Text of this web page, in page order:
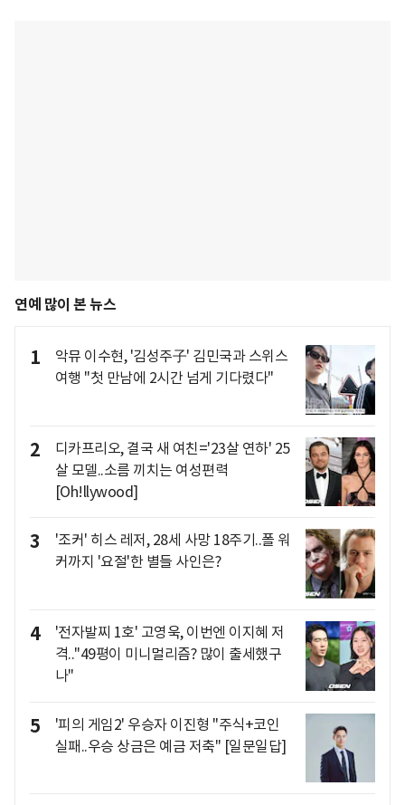
연예 많이 본 뉴스
1
악뮤 이수현, '김성주子' 김민국과 스위스
여행 "첫 만남에 2시간 넘게 기다렸다"
2
디카프리오, 결국 새 여친='23살 연하' 25
살 모델..소름 끼치는 여성편력
[Oh!llywood]
3
'조커' 히스 레저, 28세 사망 18주기..폴 워
커까지 '요절'한 별들 사인은?
4
'전자발찌 1호' 고영욱, 이번엔 이지혜 저
격.."49평이 미니멀리즘? 많이 출세했구
나"
5
'피의 게임2' 우승자 이진형 "주식+코인
실패..우승 상금은 예금 저축" [일문일답]